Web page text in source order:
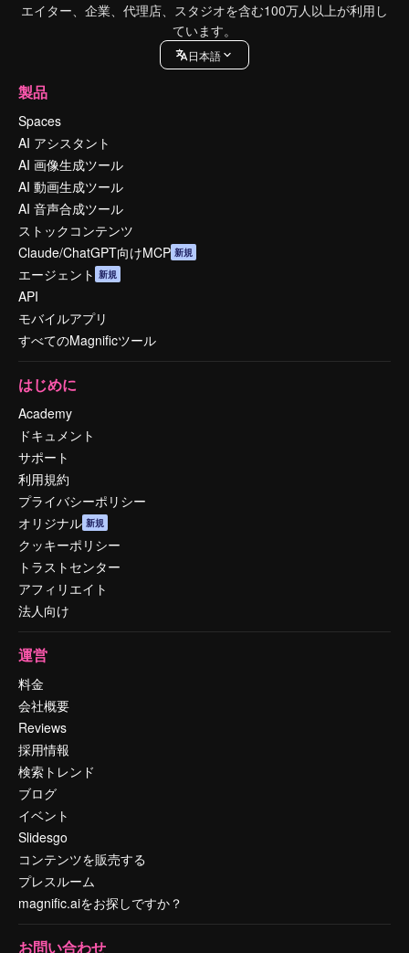
エイター、企業、代理店、スタジオを含む100万人以上が利用し
ています。
日本語
製品
Spaces
AI アシスタント
AI 画像生成ツール
AI 動画生成ツール
AI 音声合成ツール
ストックコンテンツ
Claude/ChatGPT向けMCP 新規
エージェント 新規
API
モバイルアプリ
すべてのMagnificツール
はじめに
Academy
ドキュメント
サポート
利用規約
プライバシーポリシー
オリジナル 新規
クッキーポリシー
トラストセンター
アフィリエイト
法人向け
運営
料金
会社概要
Reviews
採用情報
検索トレンド
ブログ
イベント
Slidesgo
コンテンツを販売する
プレスルーム
magnific.aiをお探しですか？
お問い合わせ